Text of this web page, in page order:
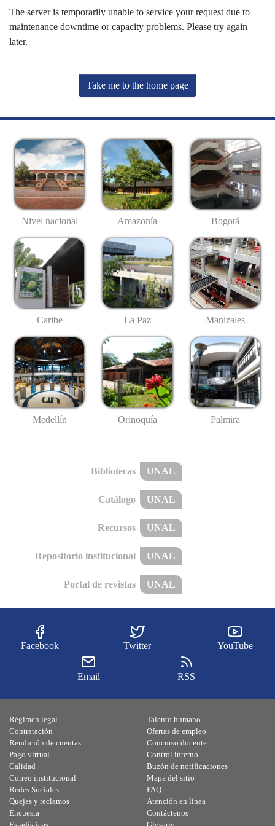
The server is temporarily unable to service your request due to
maintenance downtime or capacity problems. Please try again
later.
Take me to the home page
Nivel nacional Amazonía Bogotá
Caribe La Paz Manizales
Medellín Orinoquía Palmira
Bibliotecas UNAL
Catálogo UNAL
Recursos UNAL
Repositorio institucional UNAL
Portal de revistas UNAL
Facebook Twitter YouTube
Email RSS
Régimen legal
Contratación
Rendición de cuentas
Pago virtual
Calidad
Talento humano
Ofertas de empleo
Concurso docente
Control interno
Buzón de notificaciones
Correo institucional
Redes Sociales
Quejas y reclamos
Encuesta
Mapa del sitio
FAQ
Atención en línea
Contáctenos